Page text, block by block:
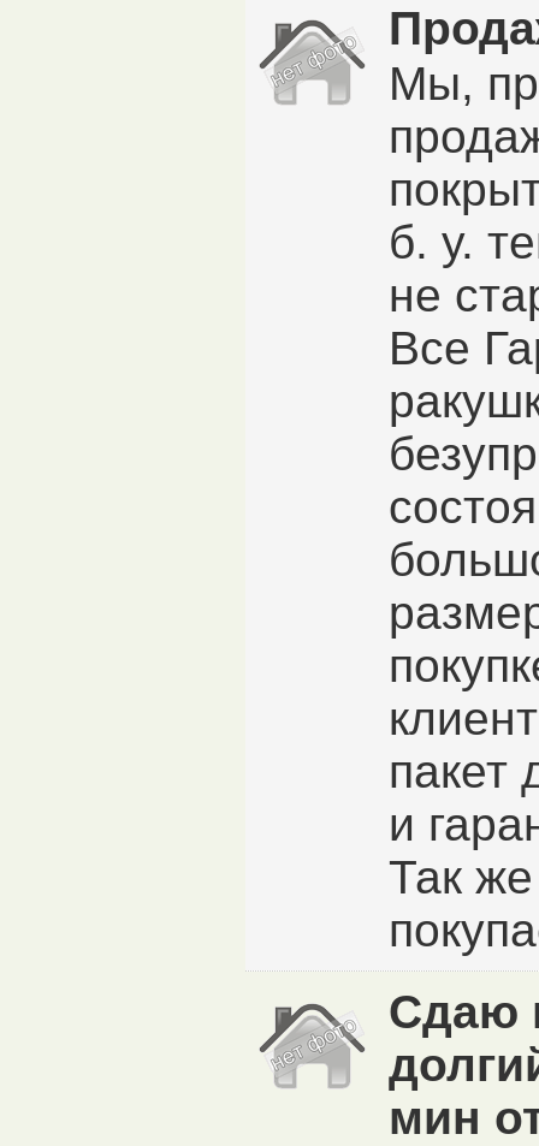
Мы,
б. у.
не
Все
пакет
и
Так
Сдаю
мин